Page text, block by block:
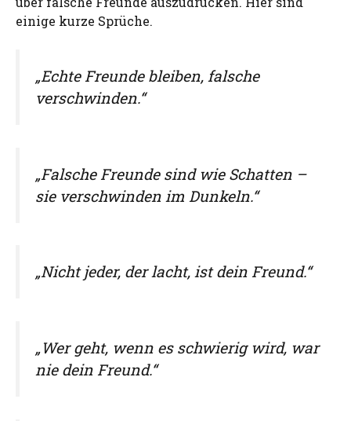
einige kurze Sprüche.
„Echte Freunde bleiben, falsche
verschwinden.“
„Falsche Freunde sind wie Schatten –
sie verschwinden im Dunkeln.“
„Nicht jeder, der lacht, ist dein Freund.“
„Wer geht, wenn es schwierig wird, war
nie dein Freund.“